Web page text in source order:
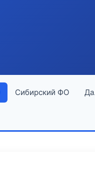
Сибирский ФО